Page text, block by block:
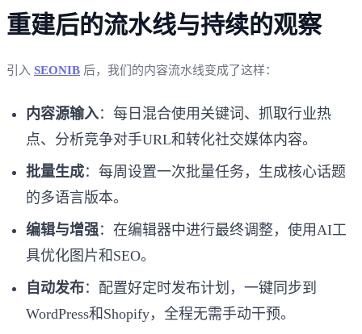
重建后的流水线与持续的观察
引入 SEONIB 后，我们的内容流水线变成了这样：
内容源输入：每日混合使用关键词、抓取行业热
点、分析竞争对手URL和转化社交媒体内容。
批量生成：每周设置一次批量任务，生成核心话题
的多语言版本。
编辑与增强：在编辑器中进行最终调整，使用AI工
具优化图片和SEO。
自动发布：配置好定时发布计划，一键同步到
WordPress和Shopify，全程无需手动干预。